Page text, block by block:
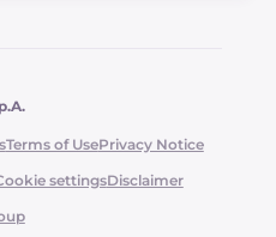
Terms of UsePrivacy Notice
settingsDisclaimer